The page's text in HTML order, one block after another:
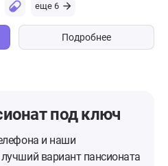
еще 6
Подробнее
под ключ
и наши
вариант пансионата